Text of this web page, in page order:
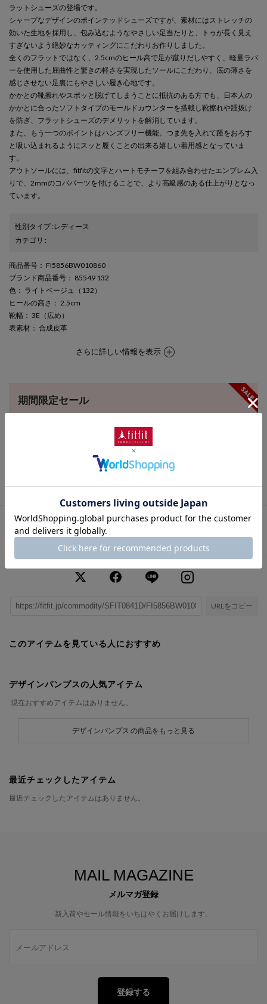
ラットシューズの登場です。
シャープなデザインのポインテッドシューズですが、素材にはストレッチの
効いた生地を採用し、包み込むようなやさしい足当たりと、トゥが長く見え
すぎないよう絶妙なカッティングにこだわりお作りしました。
全くのフラットではなく、2.5cmのヒール高で足が蹴りだしやすく、軽量ラバ
ーを使用した屈曲性と驚きの軽さを実現したソールにこだわり、底の薄さを
感じさせない足裏にもやさしい履き心地です。
かかとの靴擦れやスポッと脱げてしまうことに抵抗のある方でも、日本人の
かかとに合ったソフトタイプのモールドカウンターを搭載し靴擦れや踵抜け
を防ぎ、フラットシューズのデメリットを解消しています。
また、もう一つのポイントはハンズフリー機能。つま先を入れて踵をおろす
と吸い込まれるようにスッと履くことの出来る嬉しい着用感となっていま
す。
アウトソールには、fitfitの文字とハートモチーフを組み合わせたエンブレム入
りで、2mmのコバパーツを付けることで、より高級感のある仕上がりとなっ
ています。
性別タイプ : レディース
カテゴリ :
商品番号 ： FI5856BW010860
ブランド商品番号 ： 85549 132
色 ： ライトベージュ（132）
ヒールの高さ ： 2.5cm
靴幅 ： 3E（広め）
表素材 ： 合成皮革
さらに詳しい情報を表示
期間限定セール
この商品は期間限定セール対象商品です。
2026年8月10日 (Mon) 23:59
この商品に関するお問い合わせ
URLをコピー
このアイテムを見ている人におすすめ
デザインパンプスの人気アイテム
現在おすすめアイテムはありません。
デザインパンプス の商品をもっと見る
最近チェックしたアイテム
最近チェックしたアイテムはありません。
MAIL MAGAZINE
メルマガ登録
新入荷やセール情報をいちはやくお届けします。
登録する